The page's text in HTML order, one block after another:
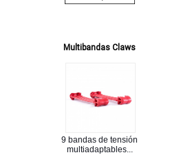
Multibandas Claws
9 bandas de tensión
multiadaptables...